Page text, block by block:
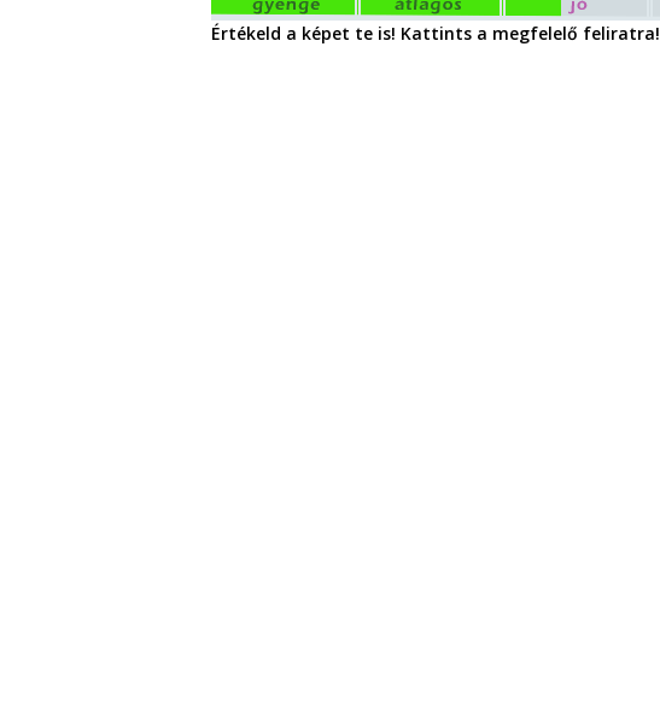
Értékeld a képet te is! Kattints a megfelelő feliratra!